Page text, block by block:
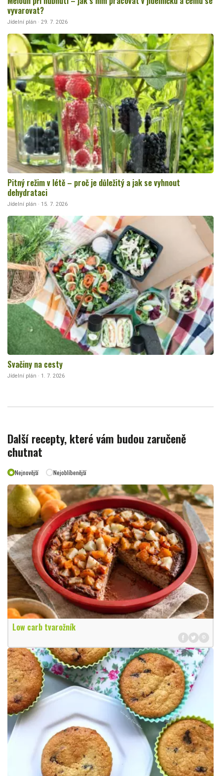
vyvarovat?
Jídelní plán · 29. 7. 2026
Pitný režim v létě – proč je důležitý a jak se vyhnout
dehydrataci
Jídelní plán · 15. 7. 2026
Svačiny na cesty
Jídelní plán · 1. 7. 2026
Další recepty, které vám budou zaručeně
chutnat
Nejnovější Nejoblíbenější
Low carb tvarožník